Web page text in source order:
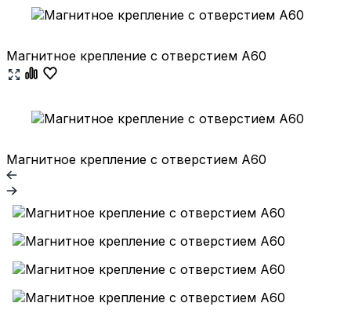
Магнитное крепление с отверстием А60
Магнитное крепление с отверстием А60